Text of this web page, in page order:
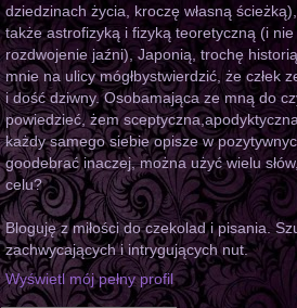
dziedzinach życia, kroczę własną
także astrofizyką i fizyką teoretyczną (i nie
rozdwojenie jaźni), Japonią, trochę
mnie na ulicy mógłbystwierdzić, że człek
i dość dziwny. Osobamająca ze mną do
powiedzieć, żem
każdy samego siebie opisze w
goodebrać inaczej, można użyć wielu
celu?
Bloguję z miłości do czekolad i pisania.
zachwycających i intrygujących nut.
Wyświetl mój pełny profil